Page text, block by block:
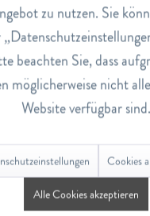
zu nutzen. Sie
beachten Sie, dass
möglicherweise nicht
Website verfügbar sind.
Cookies
Alle Cookies akzeptieren